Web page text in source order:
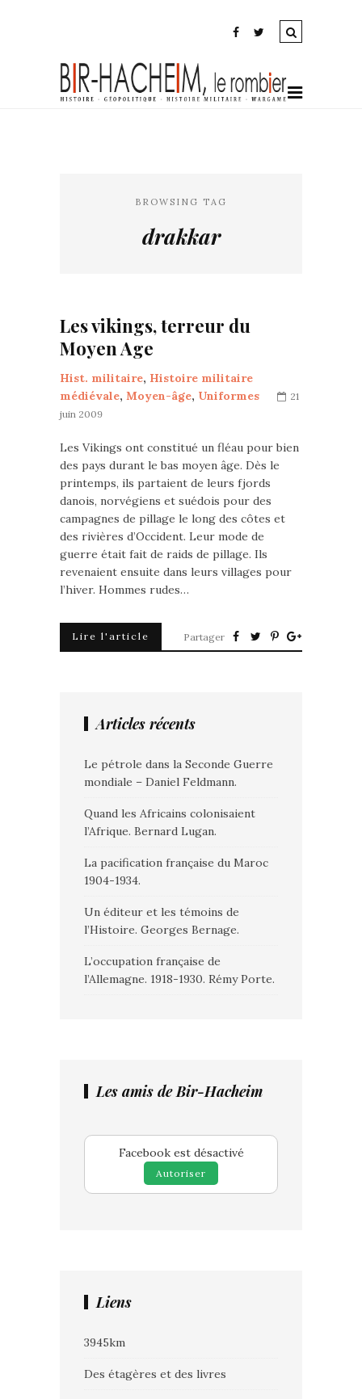
BROWSING TAG
drakkar
Les vikings, terreur du
Moyen Age
Hist. militaire, Histoire militaire
médiévale, Moyen-âge, Uniformes
21
juin 2009
Les Vikings ont constitué un fléau pour bien
des pays durant le bas moyen âge. Dès le
printemps, ils partaient de leurs fjords
danois, norvégiens et suédois pour des
campagnes de pillage le long des côtes et
des rivières d’Occident. Leur mode de
guerre était fait de raids de pillage. Ils
revenaient ensuite dans leurs villages pour
l’hiver. Hommes rudes…
Lire l'article Partager
Articles récents
Le pétrole dans la Seconde Guerre
mondiale – Daniel Feldmann.
Quand les Africains colonisaient
l’Afrique. Bernard Lugan.
La pacification française du Maroc
1904-1934.
Un éditeur et les témoins de
l’Histoire. Georges Bernage.
L’occupation française de
l’Allemagne. 1918-1930. Rémy Porte.
Les amis de Bir-Hacheim
Facebook est désactivé
Autoriser
Liens
3945km
Des étagères et des livres